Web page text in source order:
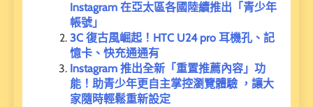
Instagram 在亞太區各國陸續推出「青少年
帳號」
3C 復古風崛起！HTC U24 pro 耳機孔、記
憶卡、快充通通有
Instagram 推出全新「重置推薦內容」功
能！助青少年更自主掌控瀏覽體驗 ，讓大
家隨時輕鬆重新設定